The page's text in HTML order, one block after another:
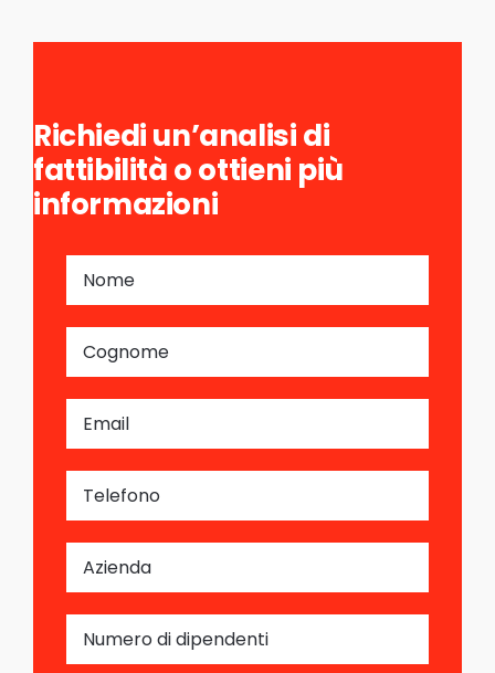
Richiedi un’analisi di
fattibilità o ottieni più
informazioni